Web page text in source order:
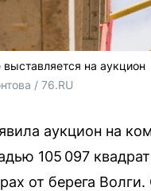
на аукцион
/ 76.RU
аукцион на
105 097
от берега